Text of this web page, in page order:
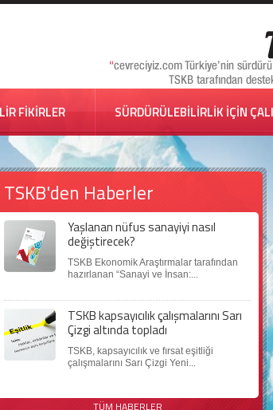
FİKİRLER SÜRDÜRÜLEBİLİRLİK İÇİN
TSKB'den Haberler
Yaşlanan nüfus sanayiyi nasıl
değiştirecek?
TSKB Ekonomik Araştırmalar tarafından
hazırlanan “Sanayi ve İnsan:...
TSKB kapsayıcılık çalışmalarını Sarı
Çizgi altında topladı
TSKB, kapsayıcılık ve fırsat eşitliği
çalışmalarını Sarı Çizgi Yeni...
TÜM HABERLER